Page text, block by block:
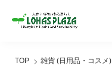
TOP 雑貨 (日用品・コスメ)